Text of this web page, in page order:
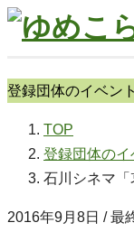
登録団体のイベン
TOP
登録団体のイ
石川シネマ「
2016年9月8日 / 最